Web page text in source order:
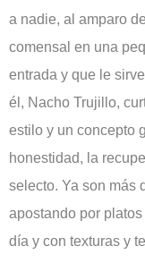
a nadie, al amparo
comensal en una
entrada y que le
él, Nacho Trujillo,
estilo y un concepto
honestidad, la
selecto. Ya son más
apostando por
día y con texturas y